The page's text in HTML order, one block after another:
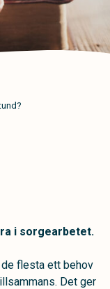
i sorgearbetet.
flesta ett behov
Det ger